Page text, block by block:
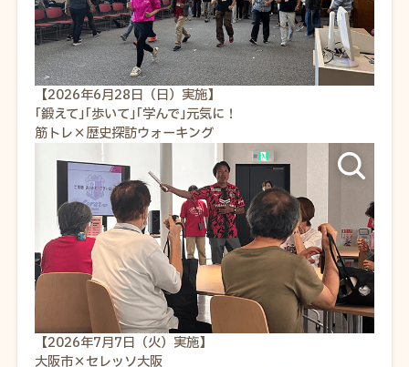
【2026年6月28日（日）実施】
｢鍛えて｣｢歩いて｣｢学んで｣元気に！
筋トレ×歴史探訪ウォーキング
【2026年7月7日（火）実施】
大阪市×セレッソ大阪